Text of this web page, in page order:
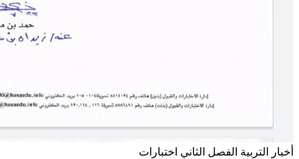
أخبار التربية الفصل الثاني اختبارات